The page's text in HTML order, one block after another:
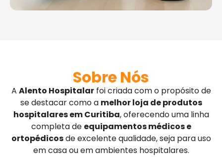
Sobre Nós
A Alento Hospitalarfoi criada com o propósito de
se destacar como a melhor loja de produtos
hospitalares em Curitiba, oferecendo uma linha
completa de equipamentos médicos e
ortopédicosde excelente qualidade, seja para uso
em casa ou em ambientes hospitalares.